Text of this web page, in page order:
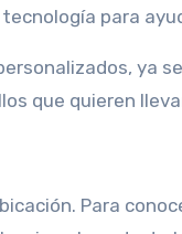
para
ya
que quieren
Para